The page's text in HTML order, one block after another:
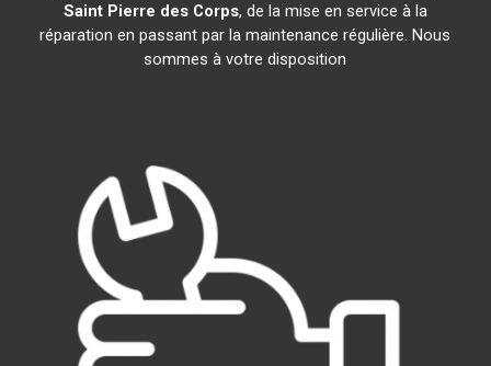
Saint Pierre des Corps, de la mise en service à la
réparation en passant par la maintenance régulière. Nous
sommes à votre disposition